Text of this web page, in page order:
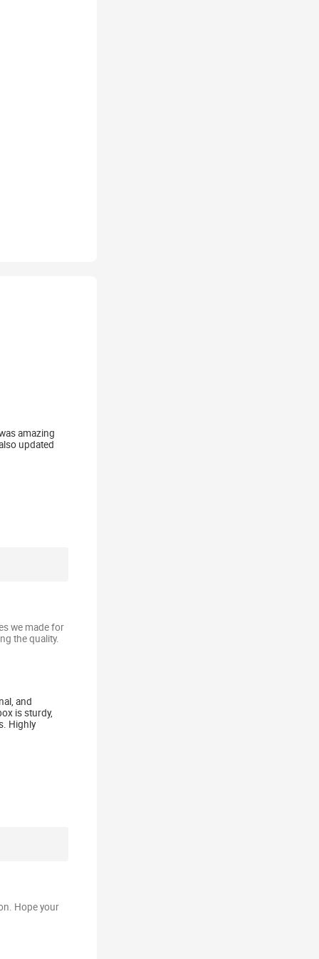
amazing
updated
we made for
the quality.
and
is sturdy,
Highly
Hope your